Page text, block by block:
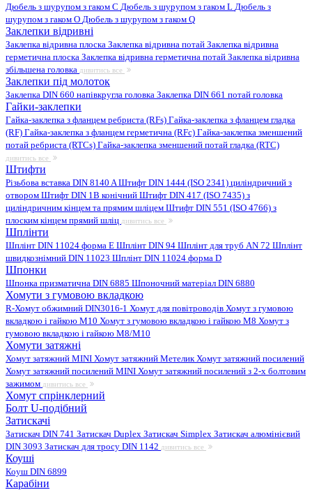
Дюбель з шурупом з гаком C Дюбель з шурупом з гаком L Дюбель з
шурупом з гаком O Дюбель з шурупом з гаком Q
Заклепки відривні
Заклепка відривна плоска Заклепка відривна потай Заклепка відривна
герметична плоска Заклепка відривна герметична потай Заклепка відривна
збільшена головка дивитись все
Заклепки під молоток
Заклепка DIN 660 напівкругла головка Заклепка DIN 661 потай головка
Гайки-заклепки
Гайка-заклепка з фланцем ребриста (RFs) Гайка-заклепка з фланцем гладка
(RF) Гайка-заклепка з фланцем герметична (RFc) Гайка-заклепка зменшений
потай ребриста (RTCs) Гайка-заклепка зменшений потай гладка (RTC)
дивитись все
Штифти
Різьбова вставка DIN 8140 AШтифт DIN 1444 (ISO 2341) циліндричний з
отвором Штифт DIN 1B конічний Штифт DIN 417 (ISO 7435) з
циліндричним кінцем та прямим шліцем Штифт DIN 551 (ISO 4766) з
плоским кінцем прямий шліц дивитись все
Шплінти
Шплінт DIN 11024 форма E Шплінт DIN 94 Шплінт для труб AN 72 Шплінт
швидкознімний DIN 11023 Шплінт DIN 11024 форма D
Шпонки
Шпонка призматична DIN 6885 Шпоночний матеріал DIN 6880
Хомути з гумовою вкладкою
R-Хомут обжимний DIN3016-1 Хомут для повітроводів Хомут з гумовою
вкладкою і гайкою M10 Хомут з гумовою вкладкою і гайкою M8 Хомут з
гумовою вкладкою і гайкою М8/M10
Хомути затяжні
Хомут затяжний MINI Хомут затяжний МетеликХомут затяжний посилений
Хомут затяжний посилений MINI Хомут затяжний посилений з 2-х болтовим
зажимом дивитись все
Хомут спрінклерний
Болт U-подібний
Затискачі
Затискач DIN 741 Затискач Duplex Затискач Simplex Затискач алюмінієвий
DIN 3093 Затискач для тросу DIN 1142 дивитись все
Коуші
Коуш DIN 6899
Карабіни